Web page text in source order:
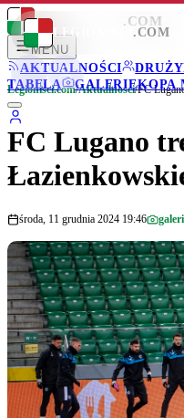
LEGIONISCI .COM
MENU
AKTUALNOŚCI
TABELA
GALERIEKOPA
LEGIONISCI .COM
Legionisci.com/Aktualności/FC
FC Lugano
środa, 11 grudnia 2024 19:46